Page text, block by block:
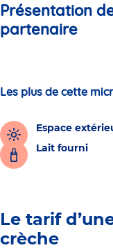
Présentation
partenaire
Les plus de cette
Espace
Lait fourni
Le tarif
crèche